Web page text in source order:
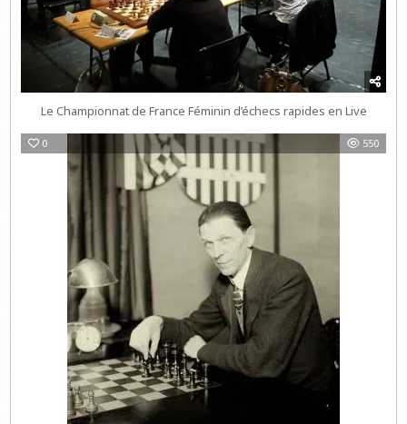
Le Championnat de France Féminin d’échecs rapides en Live
0 550